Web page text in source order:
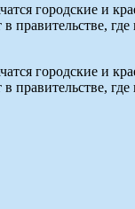
городские и
городские и